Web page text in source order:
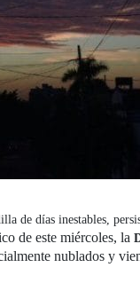
de días inestables,
de este miércoles, la
nublados y